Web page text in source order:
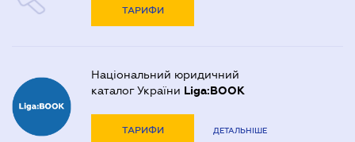
ТАРИФИ
Національний юридичний
каталог України Liga:BOOK
ТАРИФИ ДЕТАЛЬНІШЕ